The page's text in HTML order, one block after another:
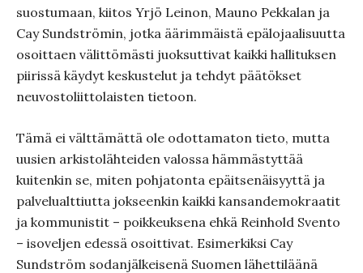
suostumaan, kiitos Yrjö Leinon, Mauno Pekkalan ja
Cay Sundströmin, jotka äärimmäistä epälojaalisuutta
osoittaen välittömästi juoksuttivat kaikki hallituksen
piirissä käydyt keskustelut ja tehdyt päätökset
neuvostoliittolaisten tietoon.
Tämä ei välttämättä ole odottamaton tieto, mutta
uusien arkistolähteiden valossa hämmästyttää
kuitenkin se, miten pohjatonta epäitsenäisyyttä ja
palvelualttiutta jokseenkin kaikki kansandemokraatit
ja kommunistit – poikkeuksena ehkä Reinhold Svento
– isoveljen edessä osoittivat. Esimerkiksi Cay
Sundström sodanjälkeisenä Suomen lähettiläänä